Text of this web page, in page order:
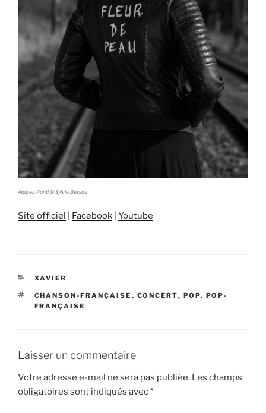
Andrea Ponti © Sylvie Bessou
Site officiel Facebook Youtube
CATÉGORIES
XAVIER
ÉTIQUETTES
CHANSON-FRANÇAISE , CONCERT, POP, POP-
FRANÇAISE
Laisser un commentaire
Votre adresse e-mail ne sera pas publiée. Les champs
obligatoires sont indiqués avec*